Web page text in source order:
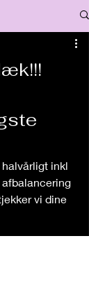
inkl
vi dine